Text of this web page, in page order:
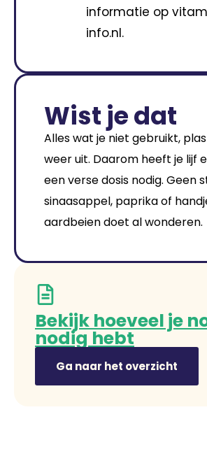
informatie op
info.nl.
Wist je dat
Alles wat je niet gebruikt,
weer uit. Daarom heeft je lijf
een verse dosis nodig. Geen
sinaasappel, paprika of
aardbeien doet al wonderen.
Bekijk hoeveel je
nodig hebt
Ga naar het overzicht